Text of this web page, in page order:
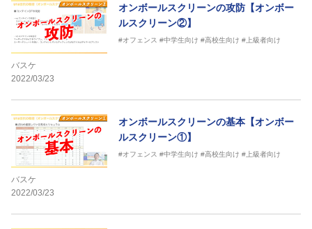
バスケ
2022/03/23
オンボールスクリーンの攻防【オンボー
ルスクリーン②】
#オフェンス #中学生向け #高校生向け #上級者向け
バスケ
2022/03/23
オンボールスクリーンの基本【オンボー
ルスクリーン①】
#オフェンス #中学生向け #高校生向け #上級者向け